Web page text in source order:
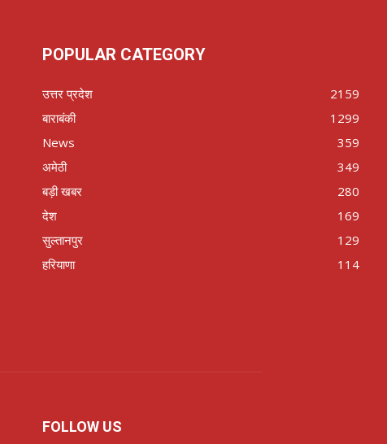
POPULAR CATEGORY
उत्तर प्रदेश
2159
बाराबंकी
1299
News
359
अमेठी
349
बड़ी खबर
280
देश
169
सुल्तानपुर
129
हरियाणा
114
FOLLOW US